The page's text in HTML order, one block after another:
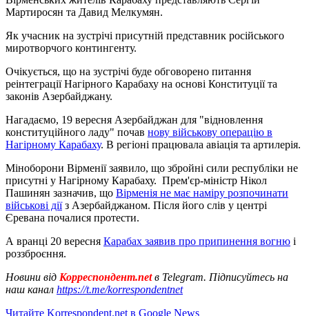
Мартиросян та Давид Мелкумян.
Як учасник на зустрічі присутній представник російського
миротворчого контингенту.
Очікується, що на зустрічі буде обговорено питання
реінтеграції Нагірного Карабаху на основі Конституції та
законів Азербайджану.
Нагадаємо, 19 вересня Азербайджан для "відновлення
конституційного ладу" почав нову військову операцію в
Нагірному Карабаху. В регіоні працювала авіація та артилерія.
Міноборони Вірменії заявило, що збройні сили республіки не
присутні у Нагірному Карабаху. Прем'єр-міністр Нікол
Пашинян зазначив, що Вірменія не має наміру розпочинати
військові діїз Азербайджаном. Після його слів у центрі
Єревана почалися протести.
А вранці 20 вересня Карабах заявив про припинення вогню і
роззброєння.
Новини від Корреспондент.netв Telegram. Підписуйтесь на
наш канал https://t.me/korrespondentnet
Читайте Korrespondent.net в Google News